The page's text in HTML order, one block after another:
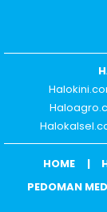
HOME
PEDOMAN